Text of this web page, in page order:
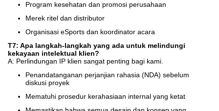
Program kesehatan dan promosi perusahaan
Merek ritel dan distributor
Organisasi eSports dan koordinator acara
T7: Apa langkah-langkah yang ada untuk melindungi
kekayaan intelektual klien?
A: Perlindungan IP klien sangat penting bagi kami.
Penandatanganan perjanjian rahasia (NDA) sebelum
diskusi proyek
Mematuhi prosedur kerahasiaan internal yang ketat